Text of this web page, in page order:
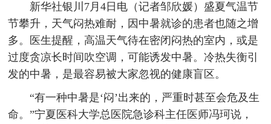
新华社银川7月4日电（记者邹欣媛）盛夏气温节
节攀升，天气闷热难耐，因中暑就诊的患者也随之增
多。医生提醒，高温天气待在密闭闷热的室内，或是
过度贪凉长时间吹空调，可能诱发中暑。冷热失衡引
发的中暑，是最容易被大家忽视的健康盲区。
“有一种中暑是‘闷’出来的，严重时甚至会危及生
命。”宁夏医科大学总医院急诊科主任医师冯珂说，